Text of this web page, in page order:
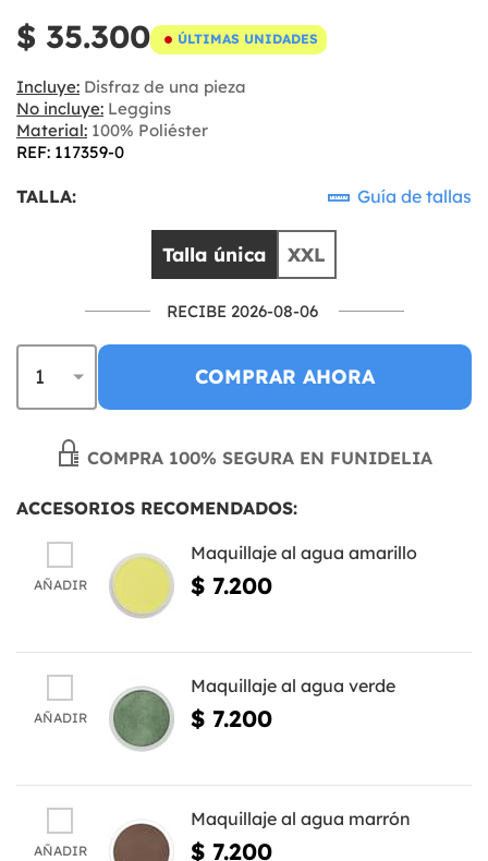
$ 35.300 ÚLTIMAS UNIDADES
Incluye: Disfraz de una pieza
No incluye: Leggins
Material: 100% Poliéster
REF: 117359-0
TALLA: Guía de tallas
Talla única XXL
RECIBE 2026-08-06
COMPRAR AHORA
COMPRA 100% SEGURA EN FUNIDELIA
ACCESORIOS RECOMENDADOS:
AÑADIR
Maquillaje al agua amarillo
$ 7.200
AÑADIR
Maquillaje al agua verde
$ 7.200
AÑADIR
Maquillaje al agua marrón
$ 7.200